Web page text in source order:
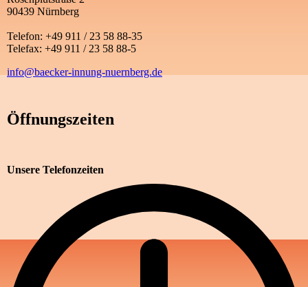
90439 Nürnberg
Telefon: +49 911 / 23 58 88-35
Telefax: +49 911 / 23 58 88-5
info@baecker-innung-nuernberg.de
Öffnungszeiten
Unsere Telefonzeiten